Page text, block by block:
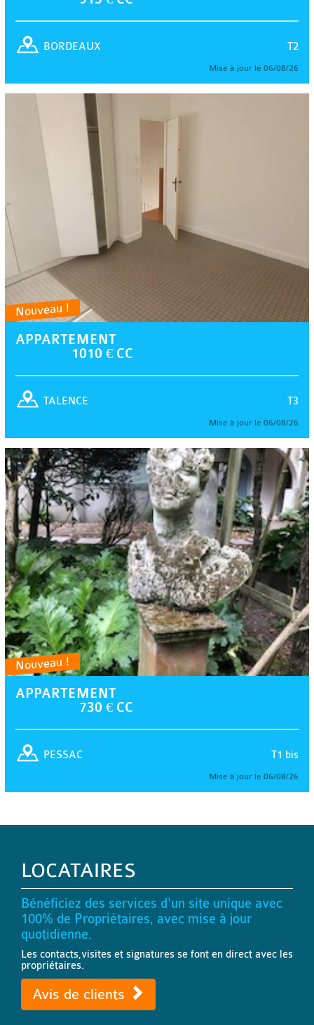
T2
BORDEAUX
Mise à jour le 06/08/26
Nouveau !
APPARTEMENT
1010 € CC
T3
TALENCE
Mise à jour le 06/08/26
Nouveau !
APPARTEMENT
730 € CC
T1 bis
PESSAC
Mise à jour le 06/08/26
LOCATAIRES
Bénéficiez des services d'un site unique avec
100% de Propriétaires, avec mise à jour
quotidienne.
Les contacts,visites et signatures se font en direct avec les
propriétaires.
Avis de clients